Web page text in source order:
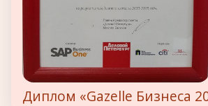
Диплом «Gazelle Бизнеса